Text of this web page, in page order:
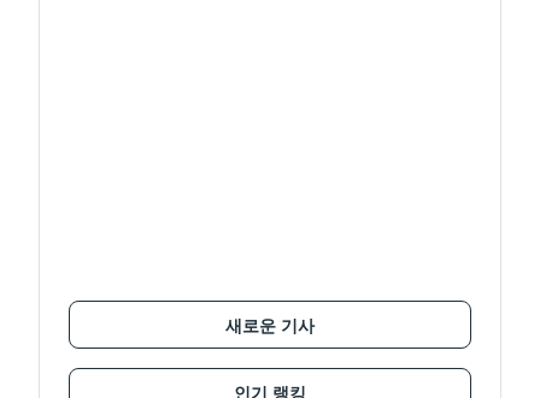
새로운 기사
인기 랭킹